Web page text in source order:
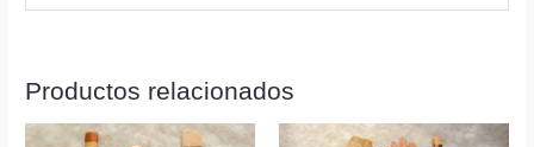
Productos relacionados